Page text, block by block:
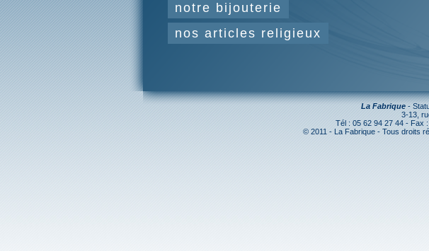
notre bijouterie
nos articles religieux
La Fabrique-
3-13,
Tél : 05 62 94 27 44 - Fax
© 2011 - La Fabrique - Tous droits